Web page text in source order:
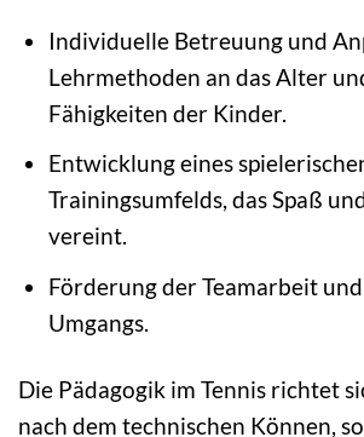
Individuelle Betreuung und
Lehrmethoden an das Alter
Fähigkeiten der Kinder.
Entwicklung eines
Trainingsumfelds, das Spaß
vereint.
Förderung der Teamarbeit
Umgangs.
Die Pädagogik im Tennis richtet
nach dem technischen Können,